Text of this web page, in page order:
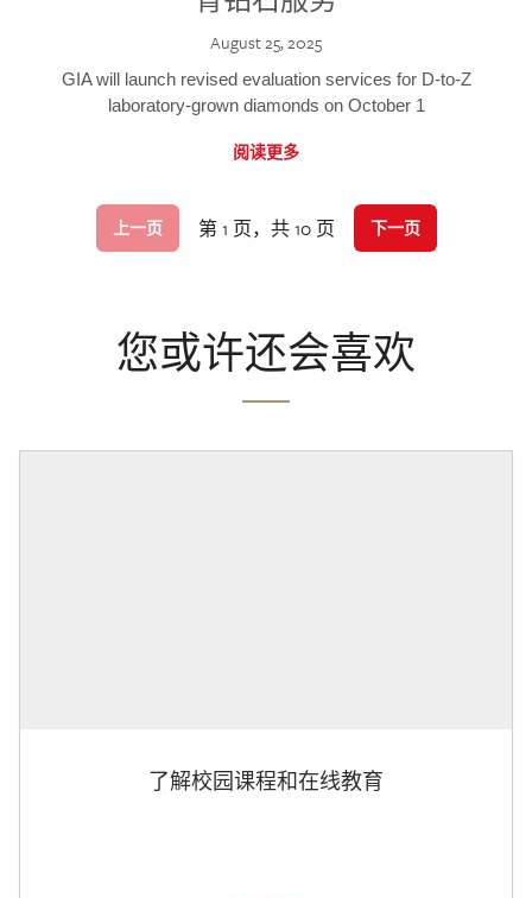
August 25, 2025
GIA will launch revised evaluation services for D-to-Z
laboratory-grown diamonds on October 1
阅读更多
上一页 第 1 页，共 10 页 下一页
您或许还会喜欢
了解校园课程和在线教育